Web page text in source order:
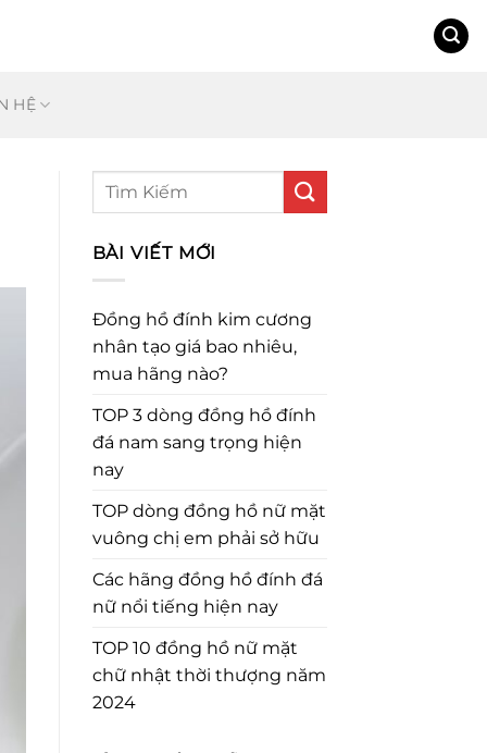
HỆ
BÀI VIẾT MỚI
Đồng hồ đính kim cương
nhân tạo giá bao nhiêu,
mua hãng nào?
TOP 3 dòng đồng hồ đính
đá nam sang trọng hiện
nay
TOP dòng đồng hồ nữ mặt
vuông chị em phải sở hữu
Các hãng đồng hồ đính đá
nữ nổi tiếng hiện nay
TOP 10 đồng hồ nữ mặt
chữ nhật thời thượng năm
2024